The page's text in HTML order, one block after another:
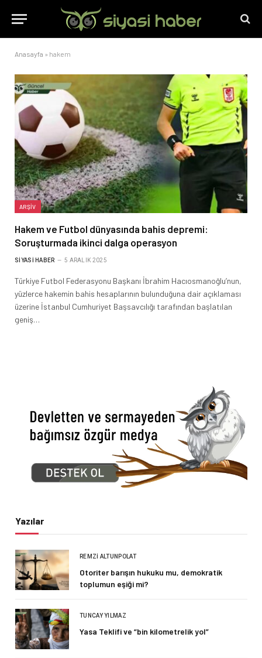
Anasayfa » hakem
ARŞIV
Hakem ve Futbol dünyasında bahis depremi:
Soruşturmada ikinci dalga operasyon
SIYASI HABER 5 ARALIK 2025
Türkiye Futbol Federasyonu Başkanı İbrahim Hacıosmanoğlu’nun,
yüzlerce hakemin bahis hesaplarının bulunduğuna dair açıklaması
üzerine İstanbul Cumhuriyet Başsavcılığı tarafından başlatılan
geniş…
Yazılar
REMZI ALTUNPOLAT
Otoriter barışın hukuku mu, demokratik
toplumun eşiği mi?
TUNCAY YILMAZ
Yasa Teklifi ve “bin kilometrelik yol”